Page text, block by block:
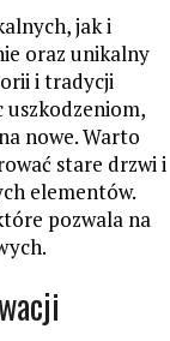
jak i
oraz unikalny
i tradycji
uszkodzeniom,
nowe. Warto
stare drzwi i
elementów.
pozwala na